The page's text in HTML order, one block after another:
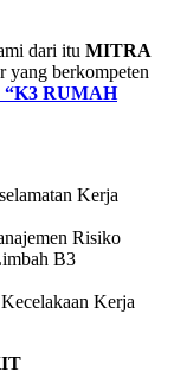
dari itu MITRA
yang berkompeten
RUMAH
Kerja
Risiko
B3
Kerja